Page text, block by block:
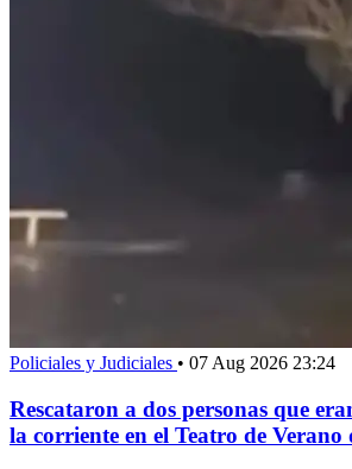
Policiales y Judiciales • 07 Aug 2026 23:24
Rescataron a dos personas que
la corriente en el Teatro de Verano